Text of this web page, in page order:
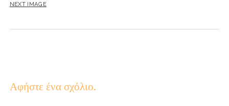
NEXT IMAGE
Αφήστε ένα σχόλιο.